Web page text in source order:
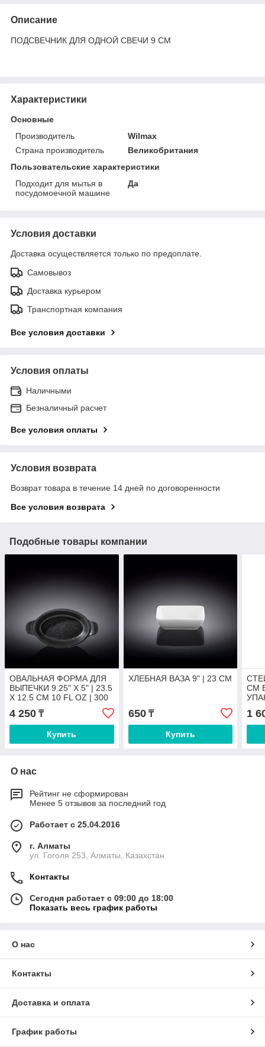
Описание
ПОДСВЕЧНИК ДЛЯ ОДНОЙ СВЕЧИ 9 CM
Характеристики
Основные
Производитель
Wilmax
Страна производитель
Великобритания
Пользовательские характеристики
Подходит для мытья в
посудомоечной машине
Да
Условия доставки
Доставка осуществляется только по предоплате.
Самовывоз
Доставка курьером
Транспортная компания
Все условия доставки
Условия оплаты
Наличными
Безналичный расчет
Все условия оплаты
Условия возврата
Возврат товара в течение 14 дней по договоренности
Все условия возврата
Подобные товары компании
ОВАЛЬНАЯ ФОРМА ДЛЯ
ВЫПЕЧКИ 9.25" X 5" | 23.5
X 12.5 CM 10 FL OZ | 300
4 250 ₸
Купить
ХЛЕБНАЯ ВАЗА 9" | 23 CM
650₸
Купить
CM
1
О нас
Рейтинг не сформирован
Менее 5 отзывов за последний год
Работает с 25.04.2016
г. Алматы
ул. Гоголя 253, Алматы, Казахстан
Контакты
Сегодня работает с 09:00 до 18:00
Показать весь график работы
О нас
Контакты
Доставка и оплата
График работы